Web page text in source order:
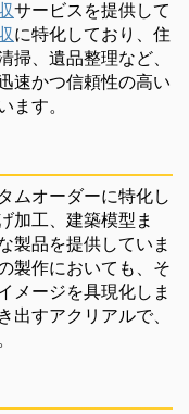
サービスを提供して
に特化しており、住
、遺品整理など、
速かつ信頼性の高い
ます。
ムオーダーに特化し
加工、建築模型ま
製品を提供していま
製作においても、そ
メージを具現化しま
すアクリアルで、